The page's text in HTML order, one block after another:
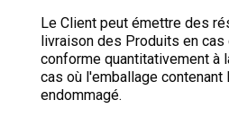
Le Client peut émettre des
livraison des Produits en cas
conforme quantitativement à
cas où l'emballage
endommagé.